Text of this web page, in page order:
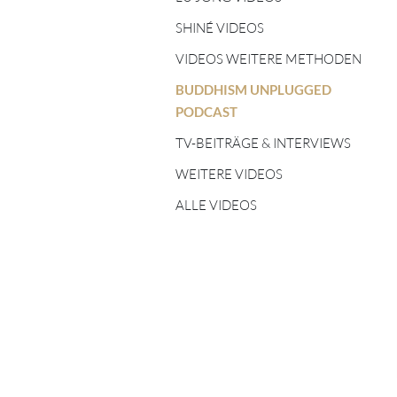
TIBETISCHE
ASTROLOGIE
FÜNF ELEMENTE
SHINÉ LEHRER:INNEN
TSA LUNG LEHRER:INNEN
SHINÉ VIDEOS
VIDEOS WEITERE METHODEN
BUDDHISM UNPLUGGED
PODCAST
TV-BEITRÄGE & INTERVIEWS
WEITERE VIDEOS
ALLE VIDEOS